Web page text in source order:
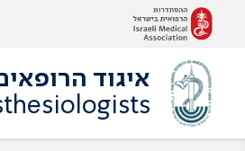
איגוד